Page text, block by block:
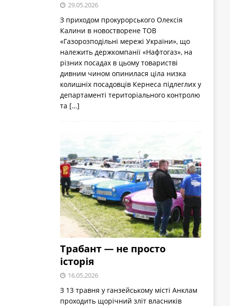
29.05.2026
З приходом прокурорського Олексія
Калини в новостворене ТОВ
«Газорозподільні мережі України», що
належить держкомпанії «Нафтогаз», на
різних посадах в цьому товаристві
дивним чином опинилася ціла низка
колишніх посадовців Кернеса підлеглих у
департаменті територіального контролю
та […]
Трабант — не просто
історія
16.05.2026
З 13 травня у ганзейському місті Анклам
проходить щорічний зліт власників